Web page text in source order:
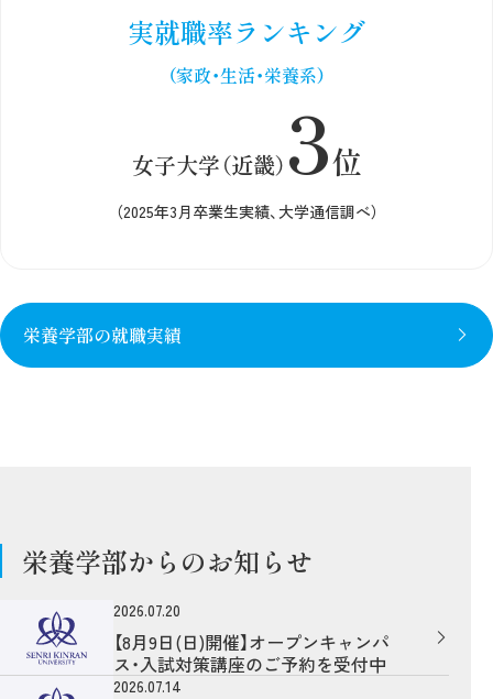
実就職率ランキング
（家政・生活・栄養系）
女子大学（近畿） 3位
（2025年3月卒業生実績、大学通信調べ）
栄養学部の就職実績
栄養学部からのお知らせ
2026.07.20
【8月9日(日)開催】オープンキャンパ
ス・入試対策講座のご予約を受付中
2026.07.14